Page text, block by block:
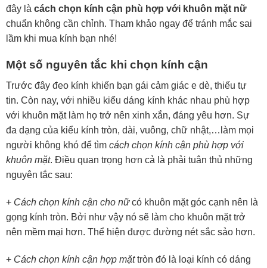
đây là cách chọn kính cận phù hợp với khuôn mặt nữ
chuẩn không cần chỉnh. Tham khảo ngay để tránh mắc sai
lầm khi mua kính bạn nhé!
Một số nguyên tắc khi chọn kính cận
Trước đây đeo kính khiến bạn gái cảm giác e dè, thiếu tự
tin. Còn nay, với nhiều kiểu dáng kính khác nhau phù hợp
với khuôn mặt làm họ trở nên xinh xắn, đáng yêu hơn. Sự
đa dạng của kiểu kính tròn, dài, vuông, chữ nhật,…làm mọi
người không khó để tìm cách chọn kính cận phù hợp với
khuôn mặt. Điều quan trọng hơn cả là phải tuân thủ những
nguyên tắc sau:
+ Cách chọn kính cận cho nữcó khuôn mặt góc cạnh nên là
gọng kính tròn. Bởi như vậy nó sẽ làm cho khuôn mặt trở
nên mềm mại hơn. Thể hiện được đường nét sắc sảo hơn.
+ Cách chọn kính cận hợp mặttròn đó là loại kính có dáng